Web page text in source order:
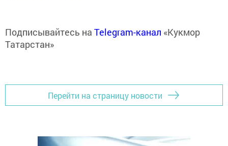
Подписывайтесь на Telegram-канал «Кукмор
Татарстан»
Перейти на страницу новости